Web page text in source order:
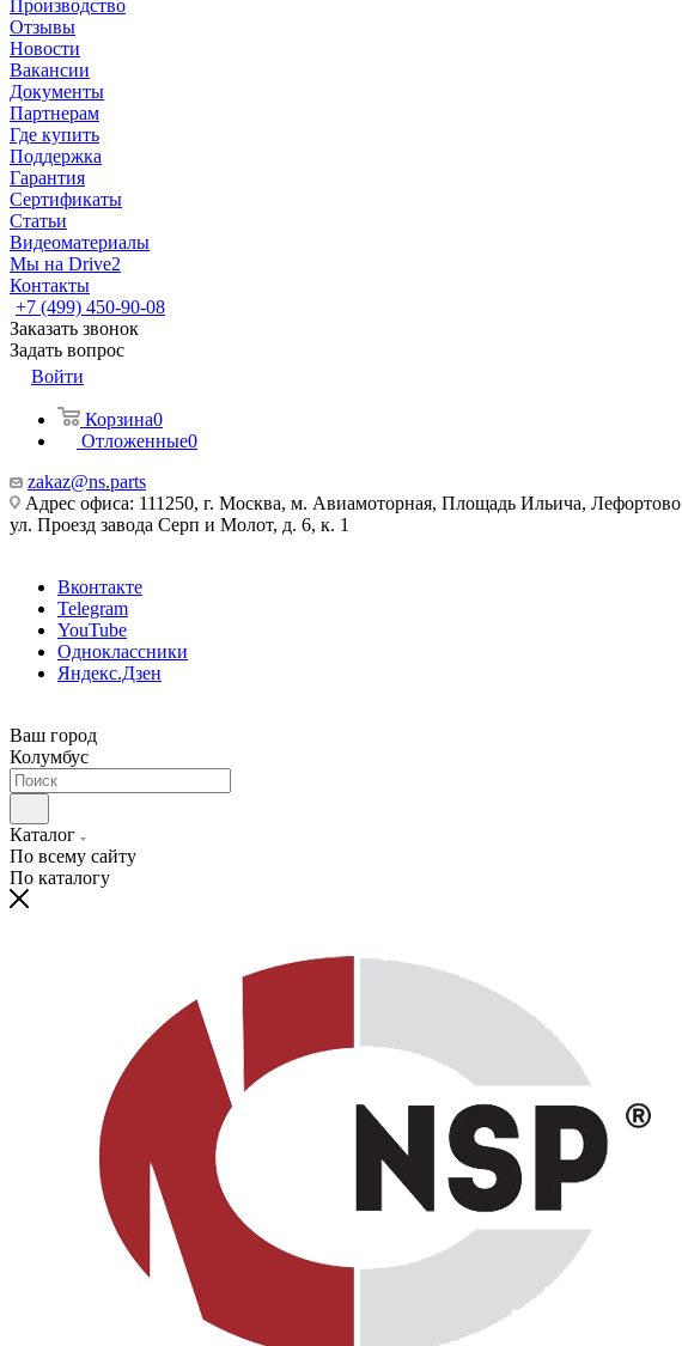
Производство
Отзывы
Новости
Вакансии
Документы
Партнерам
Где купить
Поддержка
Гарантия
Сертификаты
Статьи
Видеоматериалы
Мы на Drive2
Контакты
+7 (499) 450-90-08
Заказать звонок
Задать вопрос
Войти
Корзина0
Отложенные0
zakaz@ns.parts
Адрес офиса: 111250, г. Москва, м. Авиамоторная, Площадь Ильича, Лефортово
ул. Проезд завода Серп и Молот, д. 6, к. 1
Вконтакте
Telegram
YouTube
Одноклассники
Яндекс.Дзен
Ваш город
Колумбус
Каталог
По всему сайту
По каталогу